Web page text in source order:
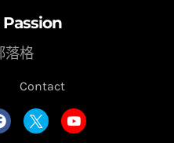
Contact
落格